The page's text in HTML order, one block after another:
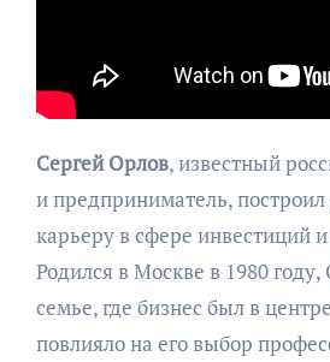
Сергей Орлов, известный
и предприниматель,
карьеру в сфере инвестиций
Родился в Москве в 1980
семье, где бизнес был в
повлияло на его выбор